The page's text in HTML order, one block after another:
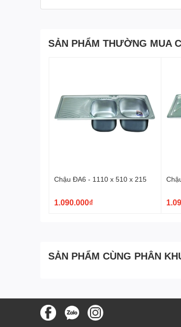
SẢN PHẨM THƯỜNG MUA
Chậu ĐA6 - 1110 x 510 x 215
1.090.000₫
SẢN PHẨM CÙNG PHÂN